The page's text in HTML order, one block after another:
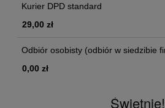
Kurier DPD standard
29,00 zł
Odbiór osobisty (odbiór w siedzibie
0,00 zł
Świetnie!